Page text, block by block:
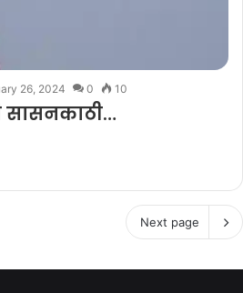
26, 2024 0 10
सासनकाठी…
Next page